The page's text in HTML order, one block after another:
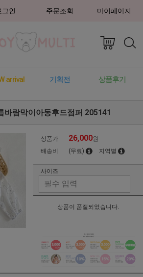
그인 주문조회 마이페이지
arrival 기획전 상품후기
바람막이아동후드점퍼 205141
상품가 26,000원
배송비
(무료) 지역별
사이즈
상품이 품절되었습니다.